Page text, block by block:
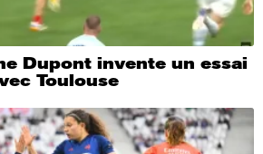
Dupont invente un essai
Toulouse